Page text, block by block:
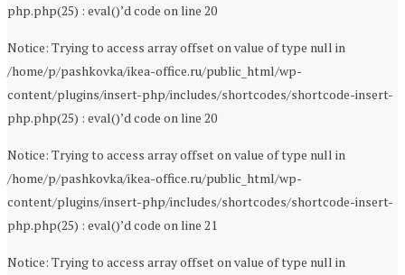
php.php(25) : eval()’d code on line 20
Notice: Trying to access array offset on value of type null in
/home/p/pashkovka/ikea-office.ru/public_html/wp-
content/plugins/insert-php/includes/shortcodes/shortcode-insert-
php.php(25) : eval()’d code on line 20
Notice: Trying to access array offset on value of type null in
/home/p/pashkovka/ikea-office.ru/public_html/wp-
content/plugins/insert-php/includes/shortcodes/shortcode-insert-
php.php(25) : eval()’d code on line 21
Notice: Trying to access array offset on value of type null in